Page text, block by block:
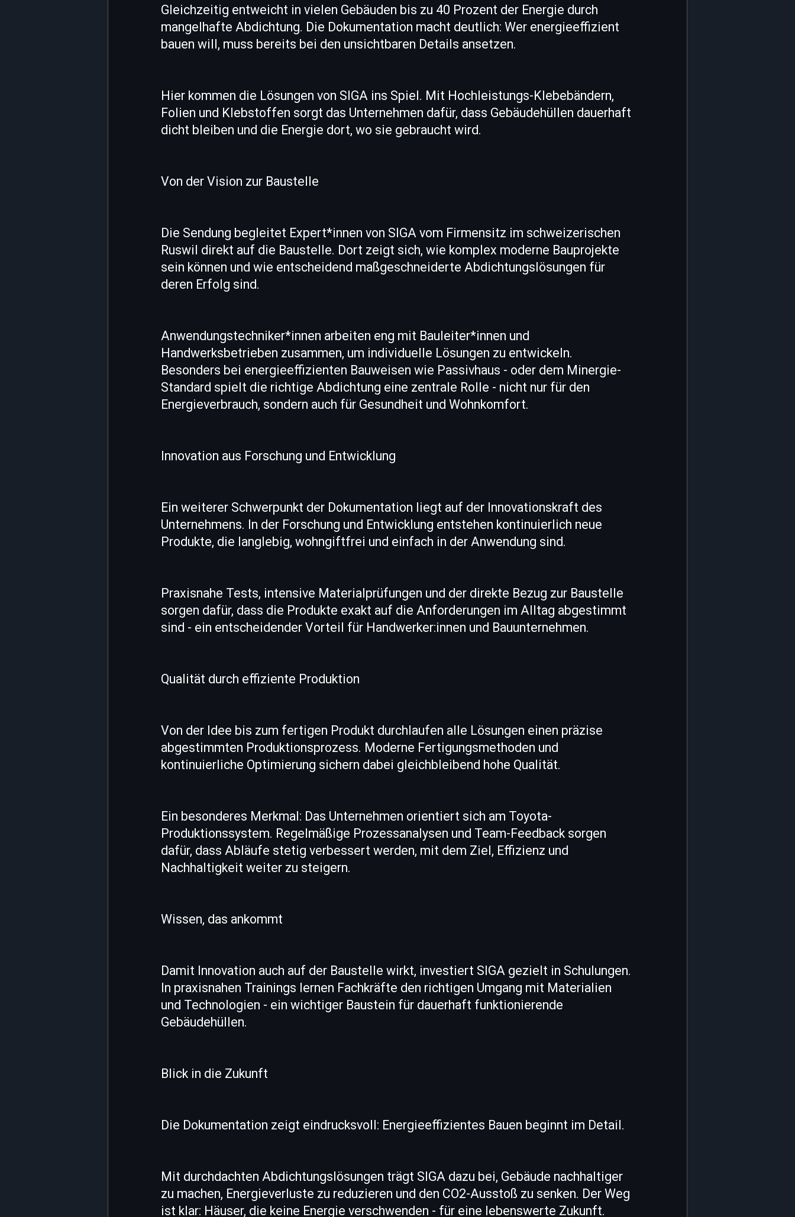
Gleichzeitig entweicht in vielen Gebäuden bis zu 40 Prozent der Energie durch
mangelhafte Abdichtung. Die Dokumentation macht deutlich: Wer energieeffizient
bauen will, muss bereits bei den unsichtbaren Details ansetzen.
Hier kommen die Lösungen von SIGA ins Spiel. Mit Hochleistungs-Klebebändern,
Folien und Klebstoffen sorgt das Unternehmen dafür, dass Gebäudehüllen dauerhaft
dicht bleiben und die Energie dort, wo sie gebraucht wird.
Von der Vision zur Baustelle
Die Sendung begleitet Expert*innen von SIGA vom Firmensitz im schweizerischen
Ruswil direkt auf die Baustelle. Dort zeigt sich, wie komplex moderne Bauprojekte
sein können und wie entscheidend maßgeschneiderte Abdichtungslösungen für
deren Erfolg sind.
Anwendungstechniker*innen arbeiten eng mit Bauleiter*innen und
Handwerksbetrieben zusammen, um individuelle Lösungen zu entwickeln.
Besonders bei energieeffizienten Bauweisen wie Passivhaus - oder dem Minergie-
Standard spielt die richtige Abdichtung eine zentrale Rolle - nicht nur für den
Energieverbrauch, sondern auch für Gesundheit und Wohnkomfort.
Innovation aus Forschung und Entwicklung
Ein weiterer Schwerpunkt der Dokumentation liegt auf der Innovationskraft des
Unternehmens. In der Forschung und Entwicklung entstehen kontinuierlich neue
Produkte, die langlebig, wohngiftfrei und einfach in der Anwendung sind.
Praxisnahe Tests, intensive Materialprüfungen und der direkte Bezug zur Baustelle
sorgen dafür, dass die Produkte exakt auf die Anforderungen im Alltag abgestimmt
sind - ein entscheidender Vorteil für Handwerker:innen und Bauunternehmen.
Qualität durch effiziente Produktion
Von der Idee bis zum fertigen Produkt durchlaufen alle Lösungen einen präzise
abgestimmten Produktionsprozess. Moderne Fertigungsmethoden und
kontinuierliche Optimierung sichern dabei gleichbleibend hohe Qualität.
Ein besonderes Merkmal: Das Unternehmen orientiert sich am Toyota-
Produktionssystem. Regelmäßige Prozessanalysen und Team-Feedback sorgen
dafür, dass Abläufe stetig verbessert werden, mit dem Ziel, Effizienz und
Nachhaltigkeit weiter zu steigern.
Wissen, das ankommt
Damit Innovation auch auf der Baustelle wirkt, investiert SIGA gezielt in Schulungen.
In praxisnahen Trainings lernen Fachkräfte den richtigen Umgang mit Materialien
und Technologien - ein wichtiger Baustein für dauerhaft funktionierende
Gebäudehüllen.
Blick in die Zukunft
Die Dokumentation zeigt eindrucksvoll: Energieeffizientes Bauen beginnt im Detail.
Mit durchdachten Abdichtungslösungen trägt SIGA dazu bei, Gebäude nachhaltiger
zu machen, Energieverluste zu reduzieren und den CO2-Ausstoß zu senken. Der Weg
ist klar: Häuser, die keine Energie verschwenden - für eine lebenswerte Zukunft.